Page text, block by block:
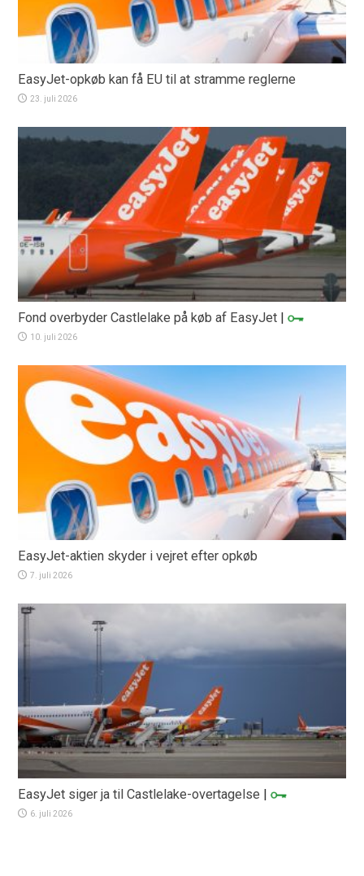
EasyJet-opkøb kan få EU til at stramme reglerne
23. juli 2026
Fond overbyder Castlelake på køb af EasyJet |
10. juli 2026
EasyJet-aktien skyder i vejret efter opkøb
7. juli 2026
EasyJet siger ja til Castlelake-overtagelse |
6. juli 2026